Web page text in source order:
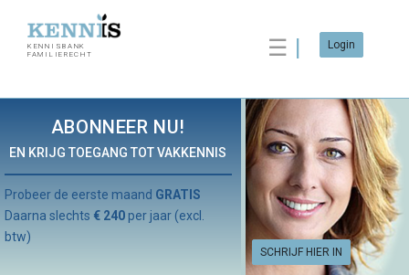
KENNISBANK
FAMILIERECHT
☰ Login
ABONNEER NU!
EN KRIJG TOEGANG TOT VAKKENNIS
SCHRIJF HIER IN
Probeer de eerste maand GRATIS
Daarna slechts € 240 per jaar (excl.
btw)